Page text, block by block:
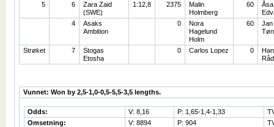
5
6
Zara Zaid
(SWE)
1:12,8 2375
Malin
Holmberg
60
Åsa
4
Asaks
Ambition
0
Nora
Hagelund
Holm
60
Jan
Strøket 7
Stogas
Etosha
0 Carlos Lopez 0
Vunnet: Won by 2,5-1,0-0,5-5,5-3,5 lengths.
Odds: V: 8,16 P: 1,65-1,4-1,33
Omsetning:
V: 8894 P: 904